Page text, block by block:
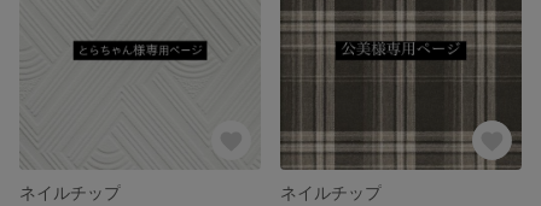
ネイルチップ
ネイルチップ